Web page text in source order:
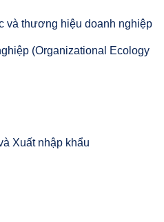
và thương hiệu doanh nghiệp
(Organizational Ecology
Xuất nhập khẩu